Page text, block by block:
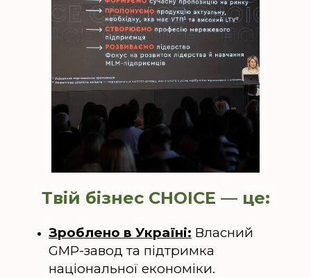
Твій бізнес CHOICE — це:
Зроблено в Україні: Власний
GMP-завод та підтримка
національної економіки.